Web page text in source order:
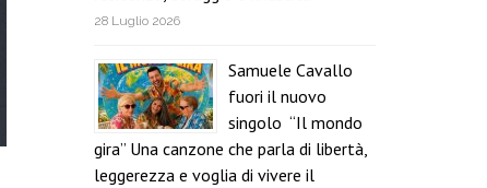
28 Luglio 2026
Samuele Cavallo
fuori il nuovo
singolo “Il mondo
gira” Una canzone che parla di libertà,
leggerezza e voglia di vivere il